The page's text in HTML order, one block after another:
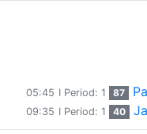
05:45 I Period: 1 87
09:35 I Period: 1 40